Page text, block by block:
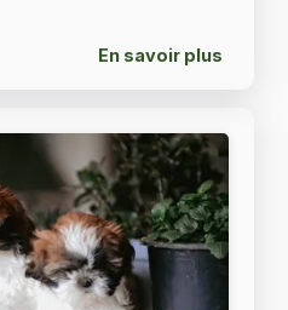
En savoir plus